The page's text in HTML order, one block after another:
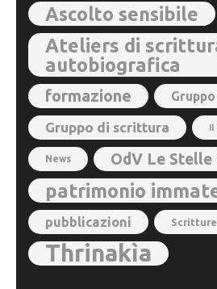
Ascolto sensibile
Ateliers di
autobiografica
formazione
Gruppo di scrittura Il
News OdV Le Stelle
patrimonio
pubblicazioni
Thrinakìa